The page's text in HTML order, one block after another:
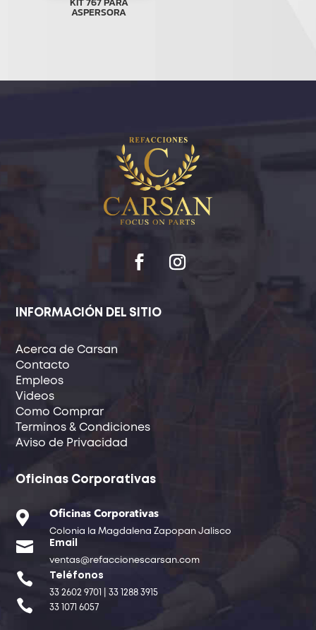
ASPERSORA
INFORMACIÓN DEL SITIO
Acerca de Carsan
Contacto
Empleos
Videos
Como Comprar
Terminos & Condiciones
Aviso de Privacidad
Oficinas Corporativas
 Oficinas Corporativas
Colonia la Magdalena Zapopan Jalisco
 Email
ventas@refaccionescarsan.com
 Teléfonos
33 2602 9701 | 33 1288 3915
 33 1071 6057